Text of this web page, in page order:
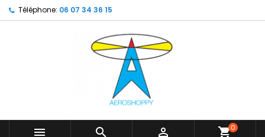
Téléphone: 06 07 34 36 15
   shopping_cart0
My wishlists ×
Create new list
Créer une liste d'envies ×
Nom de la liste d'envies
Connexion ×
Vous devez être connecté pour ajouter des produits
Annuler